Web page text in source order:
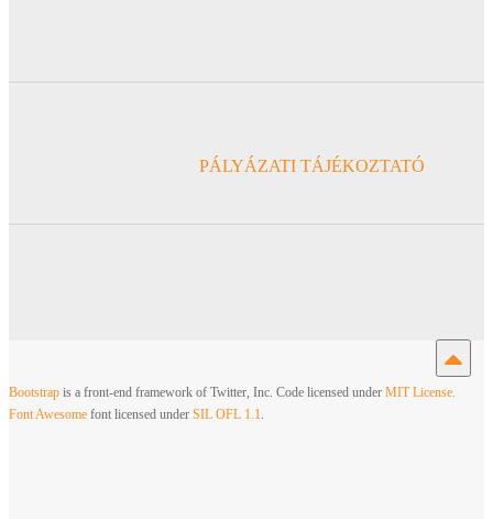
PÁLYÁZATI TÁJÉKOZTATÓ
Bootstrap is a front-end framework of Twitter, Inc. Code licensed under MIT License.
Font Awesome font licensed under SIL OFL 1.1